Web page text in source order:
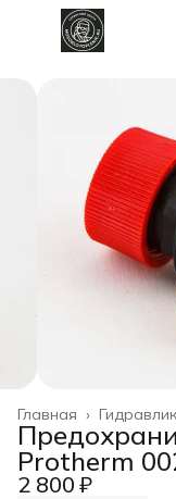
Главная ›
Protherm
2 800 ₽